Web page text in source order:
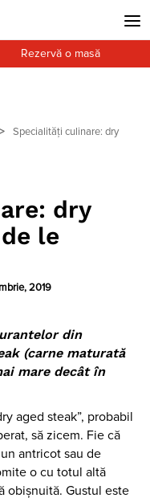
Rezervă o masă
>
Specialități culinare: dry
dry
le
2019
din
(carne maturată
mare decât în
aged steak”, probabil
să zicem. Fie că
antricot sau de
o cu totul altă
obișnuită. Gustul este